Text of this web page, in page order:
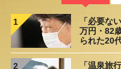
1
「必要な
万円・82
られた20
2
「温泉旅